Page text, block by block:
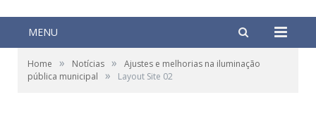
MENU
Home » Notícias »
Ajustes e melhorias na iluminação
pública municipal
» Layout Site 02